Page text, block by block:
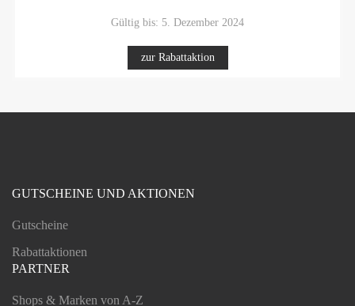
Gültig bis: 5. Dezember 2024
zur Rabattaktion
GUTSCHEINE UND AKTIONEN
Gutscheine
Rabattaktionen
PARTNER
Shops & Marken von A-Z